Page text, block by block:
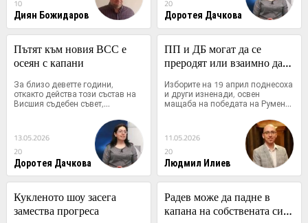
10
Диян Божидаров
20
Доротея Дачкова
Пътят към новия ВСС е
осеян с капани
За близо деветте години,
откакто действа този състав на
Висшия съдебен съвет,...
13.05.2026
20
Доротея Дачкова
ПП и ДБ могат да се
преродят или взаимно да
Изборите на 19 април поднесоха
и други изненади, освен
мащаба на победата на Румен...
11.05.2026
20
Людмил Илиев
Кукленото шоу засега
замества прогреса
Радев може да падне в
капана на собствената си